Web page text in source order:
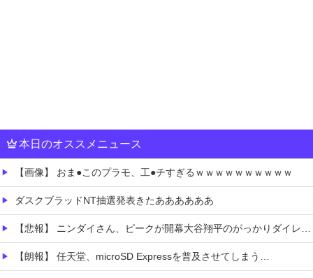
本日のオススメニュース
【画像】 おま●このプラモ、工●チすぎるｗｗｗｗｗｗｗｗｗｗ
ダスクブラッドNT抽選発表きたああああああ
【悲報】 ニンダイさん、ピークが開幕大谷翔平のがっかりダイレクトだったと言われてしまう
【朗報】 任天堂、microSD Expressを普及させてしまう…